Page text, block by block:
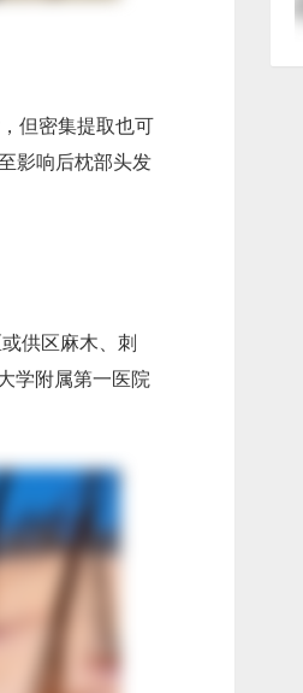
但密集提取也可
影响后枕部头发
供区麻木、刺
学附属第一医院